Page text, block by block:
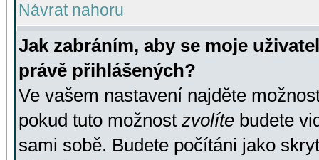
Návrat nahoru
Jak zabráním, aby se moje
právě přihlášených?
Ve vašem nastavení najděte
pokud tuto možnost zvolíte budete
sami sobě. Budete počítáni jako